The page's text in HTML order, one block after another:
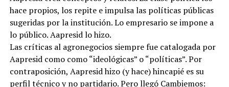
hace propios, los repite e impulsa las políticas públicas
sugeridas por la institución. Lo empresario se impone a
lo público. Aapresid lo hizo.
Las críticas al agronegocios siempre fue catalogada por
Aapresid como como “ideológicas” o “políticas”. Por
contraposición, Aapresid hizo (y hace) hincapié es su
perfil técnico y no partidario. Pero llegó Cambiemos: